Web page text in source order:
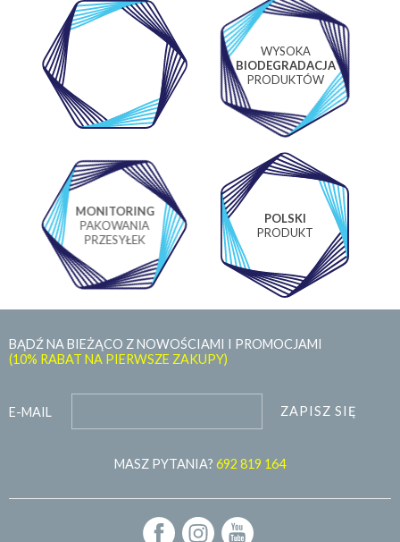
WYSOKA
BIODEGRADACJA
PRODUKTÓW
MONITORING
PAKOWANIA
PRZESYŁEK
POLSKI
PRODUKT
BĄDŹ NA BIEŻĄCO Z NOWOŚCIAMI I PROMOCJAMI
(10% RABAT NA PIERWSZE ZAKUPY)
E-MAIL ZAPISZ SIĘ
MASZ PYTANIA? 692 819 164